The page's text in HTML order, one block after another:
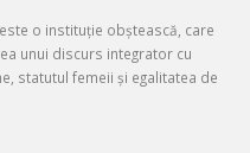
o instituție obștească, care
unui discurs integrator cu
statutul femeii și egalitatea de